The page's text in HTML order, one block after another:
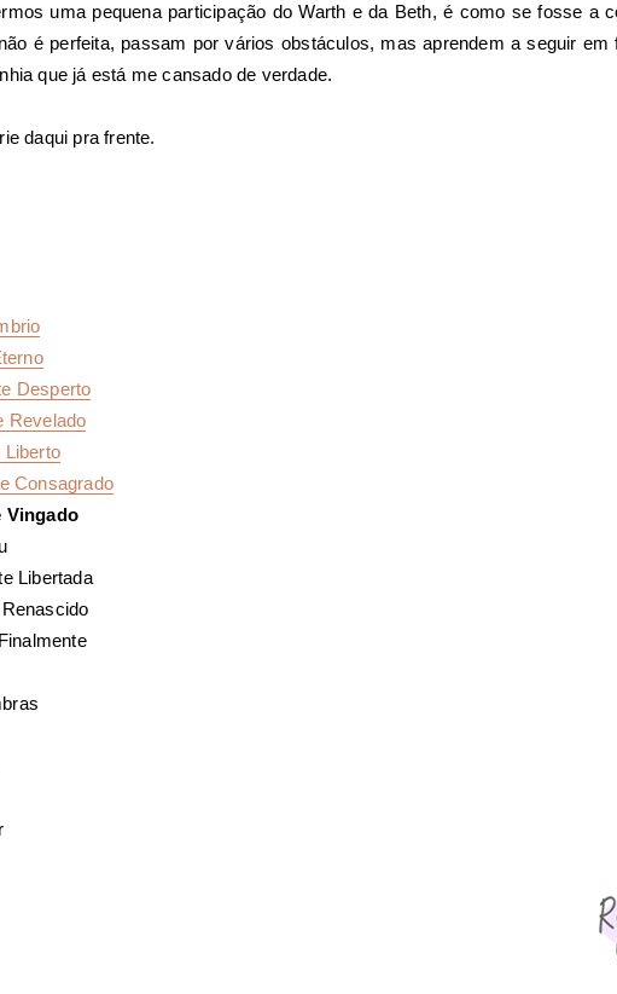
uma pequena participação do Warth e da Beth, é como se fosse a
é perfeita, passam por vários obstáculos, mas aprendem a seguir em
que já está me cansado de verdade.
daqui pra frente.
Desperto
Revelado
Liberto
Consagrado
Vingado
Libertada